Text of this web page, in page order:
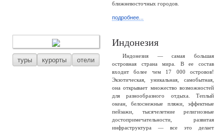
ближневосточных городов.
подробнее...
туры курорты отели
Индонезия
Индонезия — самая большая
островная страна мира. В ее состав
входит более чем 17 000 островов!
Экзотическая, уникальная, самобытная,
она открывает множество возможностей
для разнообразного отдыха. Теплый
океан, белоснежные пляжи, эффектные
пейзажи, тысячелетние религиозные
достопримечательности, развитая
инфраструктура — все это делает